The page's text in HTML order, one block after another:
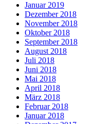
Januar 2019
Dezember 2018
November 2018
Oktober 2018
September 2018
August 2018
Juli 2018
Juni 2018
Mai 2018
April 2018
März 2018
Februar 2018
Januar 2018